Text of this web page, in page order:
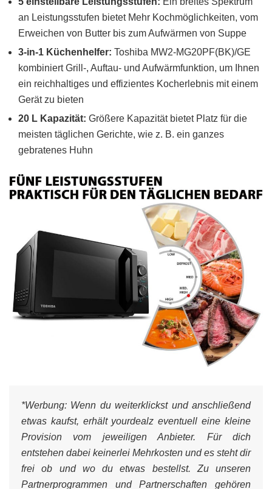
an Leistungsstufen bietet Mehr Kochmöglichkeiten, vom
Erweichen von Butter bis zum Aufwärmen von Suppe
3-in-1 Küchenhelfer: Toshiba MW2-MG20PF(BK)/GE
kombiniert Grill-, Auftau- und Aufwärmfunktion, um Ihnen
ein reichhaltiges und effizientes Kocherlebnis mit einem
Gerät zu bieten
20 L Kapazität: Größere Kapazität bietet Platz für die
meisten täglichen Gerichte, wie z. B. ein ganzes
gebratenes Huhn
*Werbung: Wenn du weiterklickst und anschließend
etwas kaufst, erhält yourdealz eventuell eine kleine
Provision vom jeweiligen Anbieter. Für dich
entstehen dabei keinerlei Mehrkosten und es steht dir
frei ob und wo du etwas bestellst. Zu unseren
Partnerprogrammen und Partnerschaften gehören